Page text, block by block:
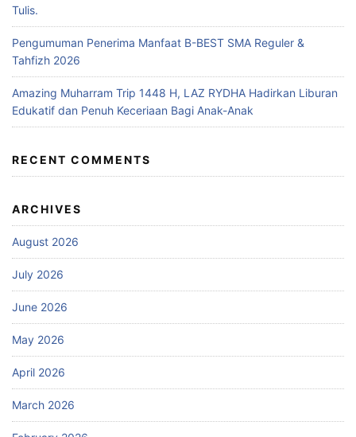
Tulis.
Pengumuman Penerima Manfaat B-BEST SMA Reguler &
Tahfizh 2026
Amazing Muharram Trip 1448 H, LAZ RYDHA Hadirkan Liburan
Edukatif dan Penuh Keceriaan Bagi Anak-Anak
RECENT COMMENTS
ARCHIVES
August 2026
July 2026
June 2026
May 2026
April 2026
March 2026